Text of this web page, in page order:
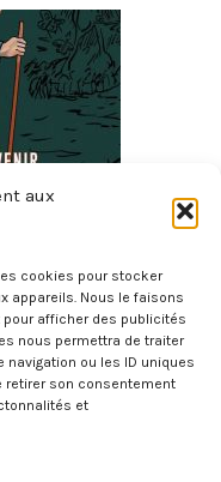
aux
cookies pour stocker
appareils. Nous le faisons
pour afficher des publicités
nous permettra de traiter
ou les ID uniques
retirer son consentement
et
Choisi D’être